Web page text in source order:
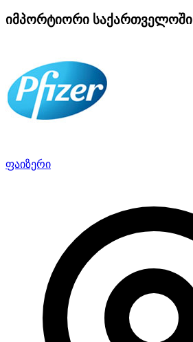
იმპორტიორი საქართველოში
ფაიზერი